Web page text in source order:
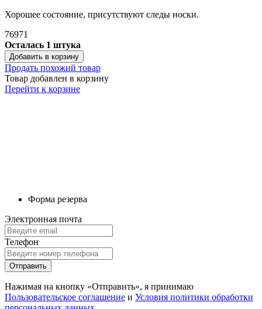
Хорошее состояние, присутствуют следы носки.
76971
Осталась 1 штука
Добавить в корзину
Продать похожий товар
Товар добавлен в корзину
Перейти к корзине
Форма резерва
Электронная почта
Телефон
Отправить
Нажимая на кнопку «Отправить», я принимаю
Пользовательское соглашение и Условия политики обработки